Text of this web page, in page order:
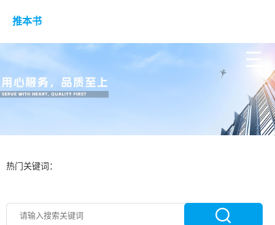
推本书
热门关键词：